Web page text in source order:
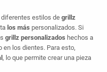
estilos de grillz
los más personalizados. Si
grillz personalizados hechos a
en los dientes. Para esto,
, lo que permite crear una pieza